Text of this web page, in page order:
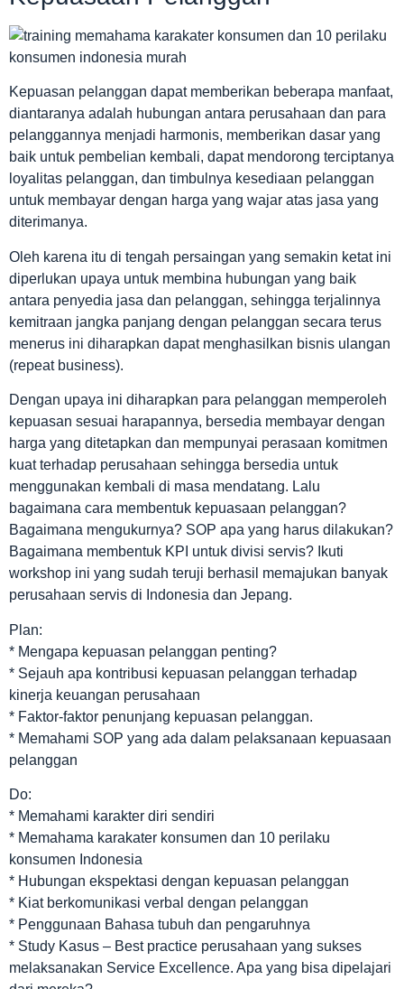
Kepuasan pelanggan dapat memberikan beberapa manfaat,
diantaranya adalah hubungan antara perusahaan dan para
pelanggannya menjadi harmonis, memberikan dasar yang
baik untuk pembelian kembali, dapat mendorong terciptanya
loyalitas pelanggan, dan timbulnya kesediaan pelanggan
untuk membayar dengan harga yang wajar atas jasa yang
diterimanya.
Oleh karena itu di tengah persaingan yang semakin ketat ini
diperlukan upaya untuk membina hubungan yang baik
antara penyedia jasa dan pelanggan, sehingga terjalinnya
kemitraan jangka panjang dengan pelanggan secara terus
menerus ini diharapkan dapat menghasilkan bisnis ulangan
(repeat business).
Dengan upaya ini diharapkan para pelanggan memperoleh
kepuasan sesuai harapannya, bersedia membayar dengan
harga yang ditetapkan dan mempunyai perasaan komitmen
kuat terhadap perusahaan sehingga bersedia untuk
menggunakan kembali di masa mendatang. Lalu
bagaimana cara membentuk kepuasaan pelanggan?
Bagaimana mengukurnya? SOP apa yang harus dilakukan?
Bagaimana membentuk KPI untuk divisi servis? Ikuti
workshop ini yang sudah teruji berhasil memajukan banyak
perusahaan servis di Indonesia dan Jepang.
Plan:
* Mengapa kepuasan pelanggan penting?
* Sejauh apa kontribusi kepuasan pelanggan terhadap
kinerja keuangan perusahaan
* Faktor-faktor penunjang kepuasan pelanggan.
* Memahami SOP yang ada dalam pelaksanaan kepuasaan
pelanggan
Do:
* Memahami karakter diri sendiri
* Memahama karakater konsumen dan 10 perilaku
konsumen Indonesia
* Hubungan ekspektasi dengan kepuasan pelanggan
* Kiat berkomunikasi verbal dengan pelanggan
* Penggunaan Bahasa tubuh dan pengaruhnya
* Study Kasus – Best practice perusahaan yang sukses
melaksanakan Service Excellence. Apa yang bisa dipelajari